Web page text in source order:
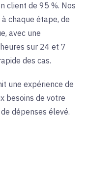
client de 95 %. Nos
chaque étape, de
avec une
sur 24 et 7
des cas.
une expérience de
besoins de votre
dépenses élevé.